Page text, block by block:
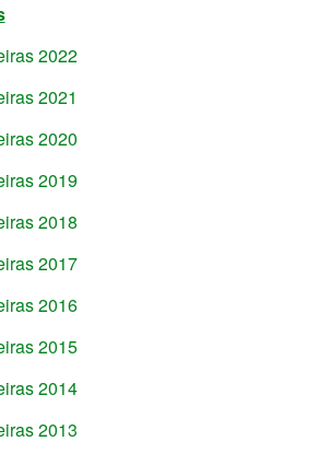
2022
2021
2020
2019
2018
2017
2016
2015
2014
2013